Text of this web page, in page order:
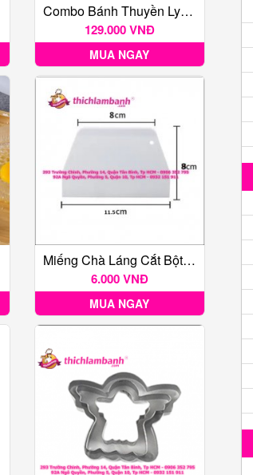
Combo Bánh Thuyền Lychen
129.000 VNĐ
MUA NGAY
Miếng Chà Láng Cắt Bột Hình Thang Mini
6.000 VNĐ
MUA NGAY